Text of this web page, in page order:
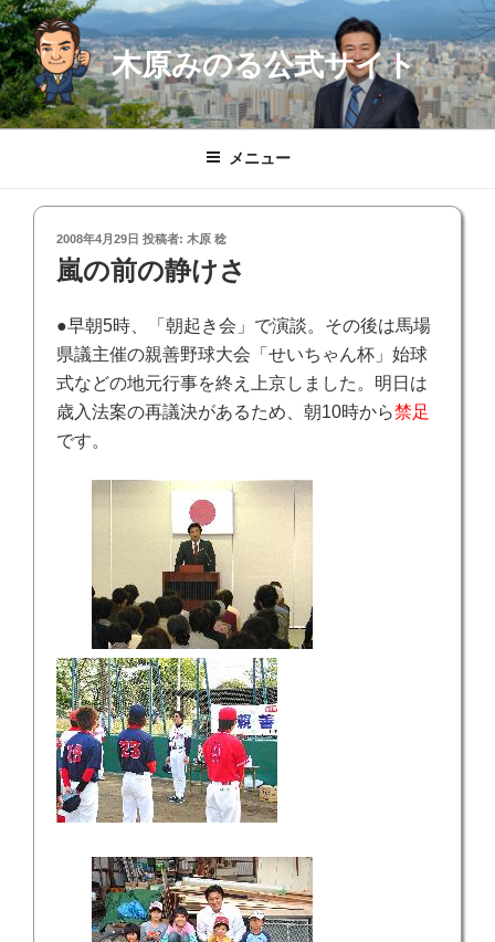
コ
ン
テ
ン
ツ
木原みのる公式サイト
メニュー
投
稿
日:
2008年4月29日 投稿者: 木原 稔
嵐の前の静けさ
●早朝5時、「朝起き会」で演談。その後は馬場
県議主催の親善野球大会「せいちゃん杯」始球
式などの地元行事を終え上京しました。明日は
歳入法案の再議決があるため、朝10時から禁足
です。